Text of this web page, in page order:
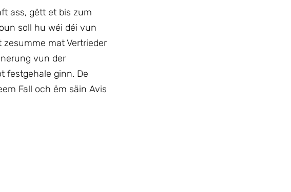
ass, gëtt et bis zum
soll hu wéi déi vun
mat Vertrieder
vun der
festgehale ginn. De
Fall och ëm säin Avis